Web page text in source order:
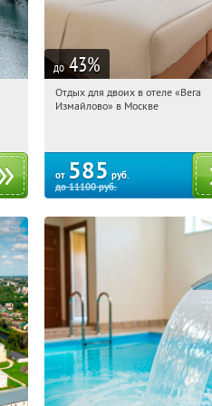
до 43%
10:50:46 Купили:
Отдых для двоих в отеле «Вега
Измайлово» в Москве
от 585 руб.
до11100руб.